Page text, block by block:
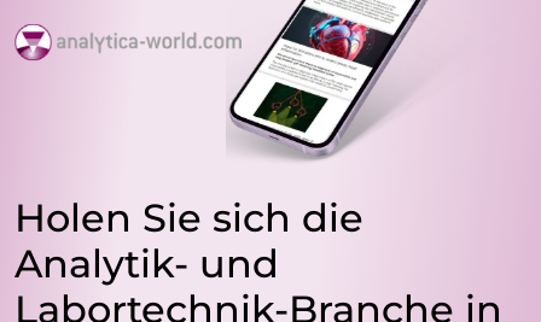
Holen Sie sich die
Analytik- und
Labortechnik-Branche in